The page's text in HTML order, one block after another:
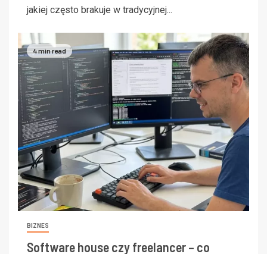
jakiej często brakuje w tradycyjnej...
4 min read
BIZNES
Software house czy freelancer – co